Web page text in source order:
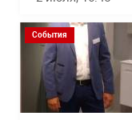
События